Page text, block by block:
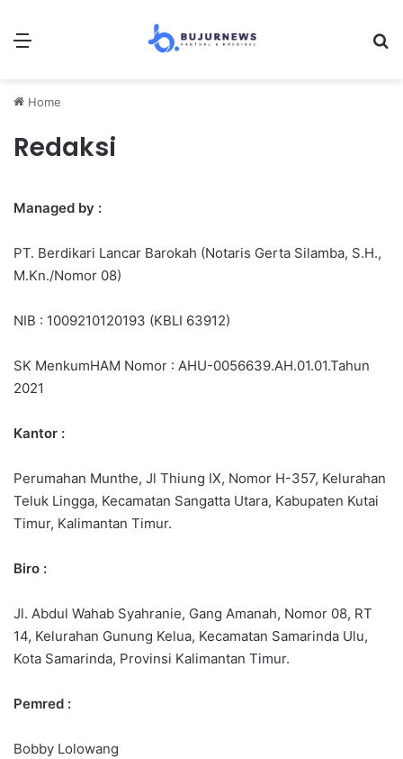
Menu
Home
Redaksi
Managed by :
PT. Berdikari Lancar Barokah (Notaris Gerta Silamba, S.H.,
M.Kn./Nomor 08)
NIB : 1009210120193 (KBLI 63912)
SK MenkumHAM Nomor : AHU-0056639.AH.01.01.Tahun
2021
Kantor :
Perumahan Munthe, Jl Thiung IX, Nomor H-357, Kelurahan
Teluk Lingga, Kecamatan Sangatta Utara, Kabupaten Kutai
Timur, Kalimantan Timur.
Biro :
Jl. Abdul Wahab Syahranie, Gang Amanah, Nomor 08, RT
14, Kelurahan Gunung Kelua, Kecamatan Samarinda Ulu,
Kota Samarinda, Provinsi Kalimantan Timur.
Pemred :
Bobby Lolowang